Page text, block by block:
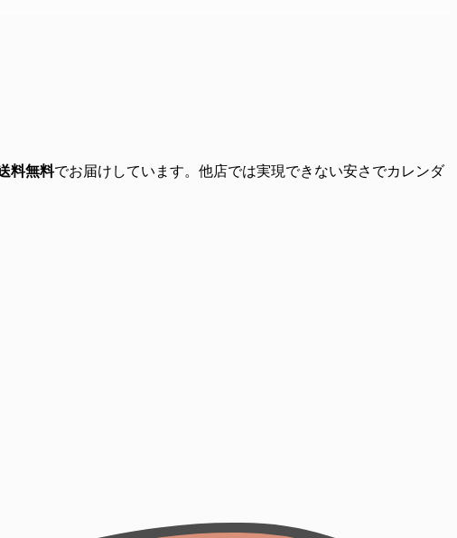
料無料でお届けしています。他店では実現できない安さでカレンダ